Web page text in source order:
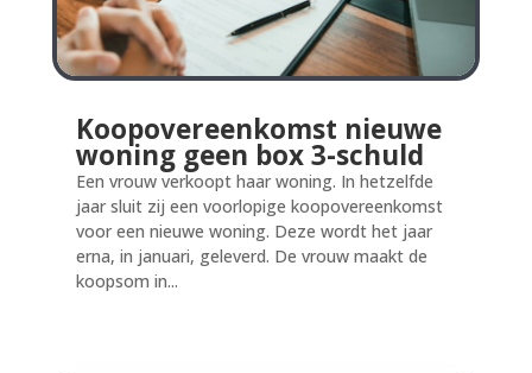
Koopovereenkomst nieuwe
woning geen box 3-schuld
Een vrouw verkoopt haar woning. In hetzelfde
jaar sluit zij een voorlopige koopovereenkomst
voor een nieuwe woning. Deze wordt het jaar
erna, in januari, geleverd. De vrouw maakt de
koopsom in...